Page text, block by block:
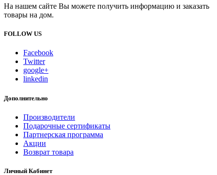
На нашем сайте Вы можете получить информацию и заказать
товары на дом.
FOLLOW US
Facebook
Twitter
google+
linkedin
Дополнительно
Производители
Подарочные сертификаты
Партнерская программа
Акции
Возврат товара
Личный Кабинет